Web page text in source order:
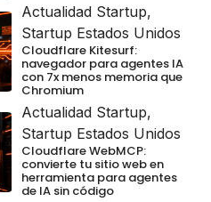
Actualidad Startup,
Startup Estados Unidos
Cloudflare Kitesurf:
navegador para agentes IA
con 7x menos memoria que
Chromium
Actualidad Startup,
Startup Estados Unidos
Cloudflare WebMCP:
convierte tu sitio web en
herramienta para agentes
de IA sin código